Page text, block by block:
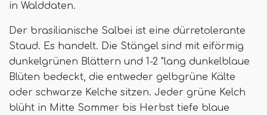
in Walddaten.
Der brasilianische Salbei ist eine dürretolerante
Staud. Es handelt. Die Stängel sind mit eiförmig
dunkelgrünen Blättern und 1-2 "lang dunkelblaue
Blüten bedeckt, die entweder gelbgrüne Kälte
oder schwarze Kelche sitzen. Jeder grüne Kelch
blüht in Mitte Sommer bis Herbst tiefe blaue